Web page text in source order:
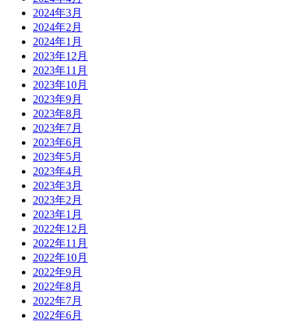
2024年3月
2024年2月
2024年1月
2023年12月
2023年11月
2023年10月
2023年9月
2023年8月
2023年7月
2023年6月
2023年5月
2023年4月
2023年3月
2023年2月
2023年1月
2022年12月
2022年11月
2022年10月
2022年9月
2022年8月
2022年7月
2022年6月